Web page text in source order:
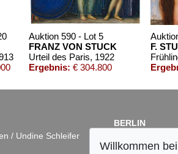
Auktion 590 - Lot 5
FRANZ VON STUCK
Urteil des Paris, 1922
Ergebnis: € 304.800
F.
/ Undine Schleifer
BERLIN
Fasanenstr. 70
Willkommen